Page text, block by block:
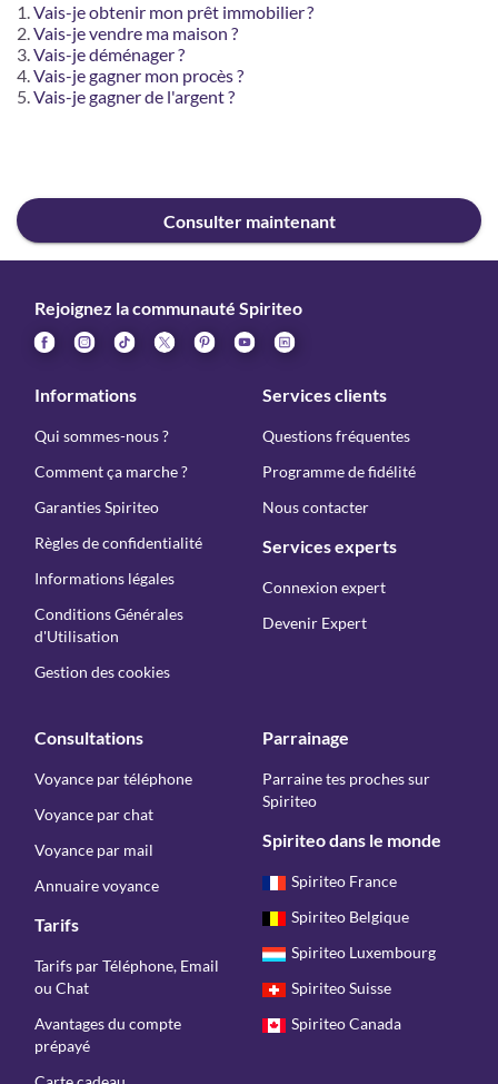
Vais-je obtenir mon prêt immobilier ?
Vais-je vendre ma maison ?
Vais-je déménager ?
Vais-je gagner mon procès ?
Vais-je gagner de l'argent ?
Consulter maintenant
Rejoignez la communauté Spiriteo
Informations
Qui sommes-nous ?
Comment ça marche ?
Garanties Spiriteo
Règles de confidentialité
Informations légales
Conditions Générales
d'Utilisation
Gestion des cookies
Services clients
Questions fréquentes
Programme de fidélité
Nous contacter
Services experts
Connexion expert
Devenir Expert
Consultations
Voyance par téléphone
Voyance par chat
Voyance par mail
Annuaire voyance
Tarifs
Tarifs par Téléphone, Email
ou Chat
Avantages du compte
prépayé
Parrainage
Parraine tes proches sur
Spiriteo
Spiriteo dans le monde
Spiriteo France
Spiriteo Belgique
Spiriteo Luxembourg
Spiriteo Suisse
Spiriteo Canada